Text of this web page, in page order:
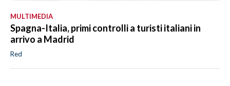
MULTIMEDIA
Spagna-Italia, primi controlli a turisti italiani in
arrivo a Madrid
Red